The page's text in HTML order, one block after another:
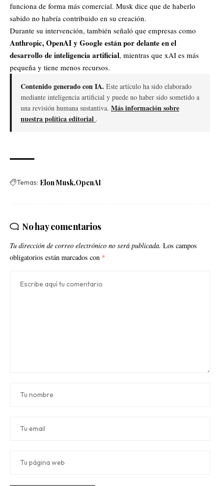
funciona de forma más comercial. Musk dice que de haberlo
sabido no habría contribuido en su creación.
Durante su intervención, también señaló que empresas como
Anthropic, OpenAI y Google están por delante en el
desarrollo de inteligencia artificial, mientras que xAI es más
pequeña y tiene menos recursos.
Contenido generado con IA. Este artículo ha sido elaborado
mediante inteligencia artificial y puede no haber sido sometido a
una revisión humana sustantiva. Más información sobre
nuestra política editorial .
Temas: Elon Musk OpenAI
No hay comentarios
Tu dirección de correo electrónico no será publicada. Los campos
obligatorios están marcados con *